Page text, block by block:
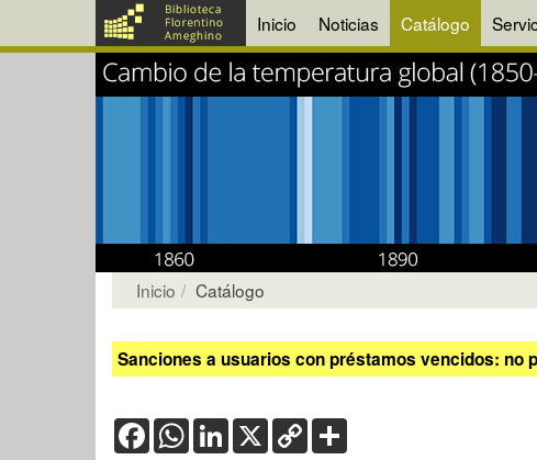
Inicio Noticias Catálogo
Inicio Catálogo
Sanciones a usuarios con préstamos vencidos:
FacebookWhatsApp
LinkedIn
X Copy
Link